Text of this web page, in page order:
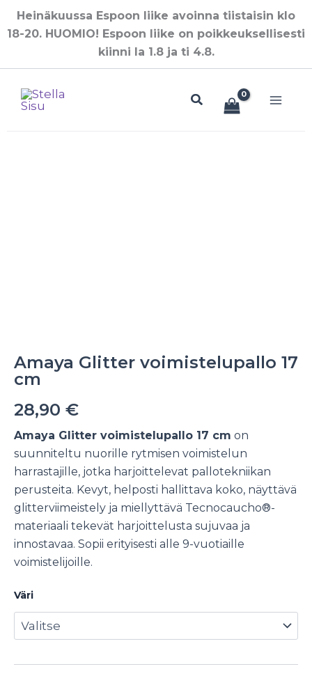
Siirry
sisältöön
Heinäkuussa Espoon liike avoinna tiistaisin klo
18-20. HUOMIO! Espoon liike on poikkeuksellisesti
kiinni la 1.8 ja ti 4.8.
Hae
Amaya Glitter voimistelupallo 17
cm
28,90 €
Amaya Glitter voimistelupallo 17 cm on
suunniteltu nuorille rytmisen voimistelun
harrastajille, jotka harjoittelevat pallotekniikan
perusteita. Kevyt, helposti hallittava koko, näyttävä
glitterviimeistely ja miellyttävä Tecnocaucho®-
materiaali tekevät harjoittelusta sujuvaa ja
innostavaa. Sopii erityisesti alle 9-vuotiaille
voimistelijoille.
Väri